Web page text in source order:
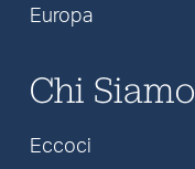
Europa
Chi Siamo
Eccoci